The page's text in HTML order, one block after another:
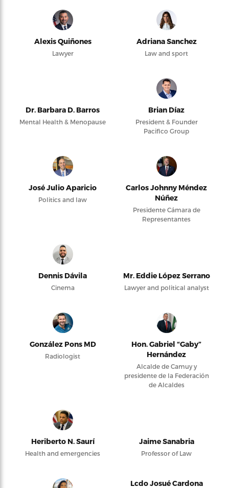
Alexis Quiñones
Lawyer
Adriana Sanchez
Law and sport
Dr. Barbara D. Barros
Mental Health & Menopause
Brian Díaz
President & Founder
Pacifico Group
José Julio Aparicio
Politics and law
Carlos Johnny Méndez
Núñez
Presidente Cámara de
Representantes
Dennis Dávila
Cinema
Mr. Eddie López Serrano
Lawyer and political analyst
González Pons MD
Radiologist
Hon. Gabriel “Gaby”
Hernández
Alcalde de Camuy y
presidente de la Federación
de Alcaldes
Heriberto N. Saurí
Health and emergencies
Jaime Sanabria
Professor of Law
Lcdo Josué Cardona